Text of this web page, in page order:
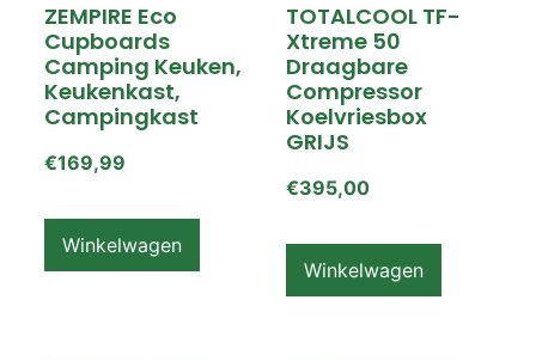
ZEMPIRE Eco
Cupboards
Camping Keuken,
Keukenkast,
Campingkast
€169,99
Winkelwagen
TOTALCOOL TF-
Xtreme 50
Draagbare
Compressor
Koelvriesbox
GRIJS
€395,00
Winkelwagen